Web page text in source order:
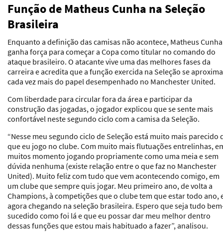
Função de Matheus Cunha na Seleção
Brasileira
Enquanto a definição das camisas não acontece, Matheus Cunha
ganha força para começar a Copa como titular no comando do
ataque brasileiro. O atacante vive uma das melhores fases da
carreira e acredita que a função exercida na Seleção se aproxima
cada vez mais do papel desempenhado no Manchester United.
Com liberdade para circular fora da área e participar da
construção das jogadas, o jogador explicou que se sente mais
confortável neste segundo ciclo com a camisa da Seleção.
“Nesse meu segundo ciclo de Seleção está muito mais parecido
que eu jogo no clube. Com muito mais flutuações entrelinhas,
muitos momento jogando propriamente como uma meia e sem
dúvida nenhuma (existe relação entre o que faz no Manchester
United). Muito feliz com tudo que vem acontecendo comigo, em
um clube que sempre quis jogar. Meu primeiro ano, de volta a
Champions, à competições que o clube tem que estar todo ano,
agora chegando na seleção brasileira. Espero que seja tudo
sucedido como foi lá e que eu possar dar meu melhor dentro
dessas funções que estou mais habituado a fazer”, analisou.